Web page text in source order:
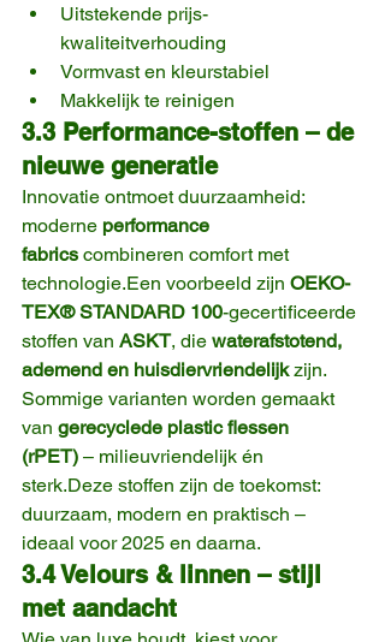
Uitstekende prijs-
kwaliteitverhouding
Vormvast en kleurstabiel
Makkelijk te reinigen
3.3 Performance-stoffen – de
nieuwe generatie
Innovatie ontmoet duurzaamheid:
moderne performance
fabrics combineren comfort met
technologie.Een voorbeeld zijn OEKO-
TEX® STANDARD 100-gecertificeerde
stoffen van ASKT, die waterafstotend,
ademend en huisdiervriendelijk zijn.
Sommige varianten worden gemaakt
van gerecyclede plastic flessen
(rPET) – milieuvriendelijk én
sterk.Deze stoffen zijn de toekomst:
duurzaam, modern en praktisch –
ideaal voor 2025 en daarna.
3.4 Velours & linnen – stijl
met aandacht